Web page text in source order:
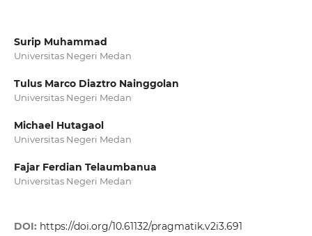
Surip Muhammad
Universitas Negeri Medan
Tulus Marco Diaztro Nainggolan
Universitas Negeri Medan
Michael Hutagaol
Universitas Negeri Medan
Fajar Ferdian Telaumbanua
Universitas Negeri Medan
DOI: https://doi.org/10.61132/pragmatik.v2i3.691